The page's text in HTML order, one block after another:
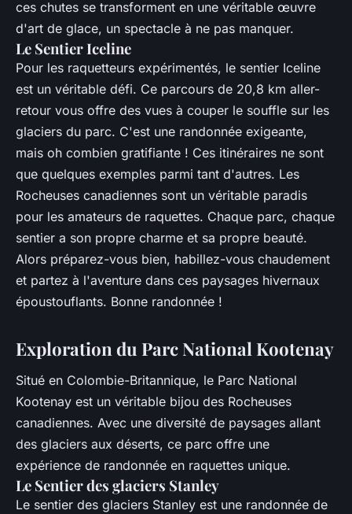
ces chutes se transforment en une véritable œuvre
d'art de glace, un spectacle à ne pas manquer.
Le Sentier Iceline
Pour les raquetteurs expérimentés, le sentier Iceline
est un véritable défi. Ce parcours de 20,8 km aller-
retour vous offre des vues à couper le souffle sur les
glaciers du parc. C'est une randonnée exigeante,
mais oh combien gratifiante ! Ces itinéraires ne sont
que quelques exemples parmi tant d'autres. Les
Rocheuses canadiennes sont un véritable paradis
pour les amateurs de raquettes. Chaque parc, chaque
sentier a son propre charme et sa propre beauté.
Alors préparez-vous bien, habillez-vous chaudement
et partez à l'aventure dans ces paysages hivernaux
époustouflants. Bonne randonnée !
Exploration du Parc National Kootenay
Situé en Colombie-Britannique, le Parc National
Kootenay est un véritable bijou des Rocheuses
canadiennes. Avec une diversité de paysages allant
des glaciers aux déserts, ce parc offre une
expérience de randonnée en raquettes unique.
Le Sentier des glaciers Stanley
Le sentier des glaciers Stanley est une randonnée de